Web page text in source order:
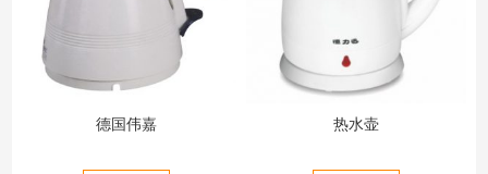
德国伟嘉 热水壶